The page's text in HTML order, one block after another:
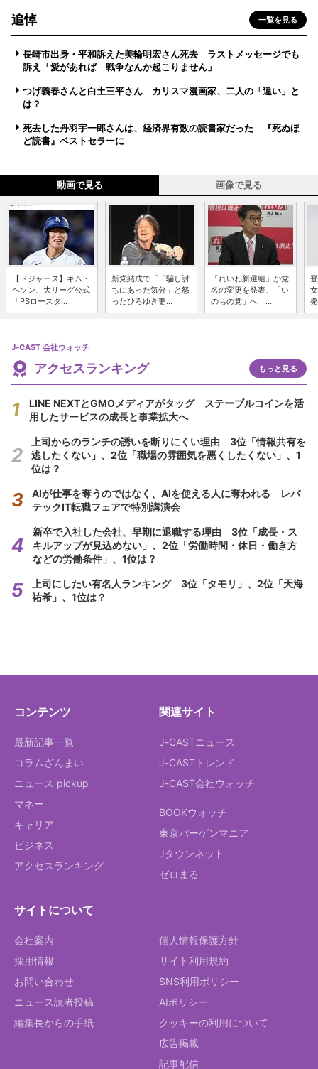
追悼 一覧を見る
長崎市出身・平和訴えた美輪明宏さん死去 ラストメッセージでも
訴え「愛があれば 戦争なんか起こりません」
つげ義春さんと白土三平さん カリスマ漫画家、二人の「違い」と
は？
死去した丹羽宇一郎さんは、経済界有数の読書家だった 『死ぬほ
ど読書』ベストセラーに
動画で見る 画像で見る
【ドジャース】キム・
ヘソン、大リーグ公式
「PSロースタ...
新党結成で「「騙し討
ちにあった気分」と怒
ったひろゆき妻...
「れいわ新選組」が党
名の変更を発表、「い
のちの党」へ ...
J-CAST 会社ウォッチ
アクセスランキング もっと見る
LINE NEXTとGMOメディアがタッグ ステーブルコインを活
用したサービスの成長と事業拡大へ
上司からのランチの誘いを断りにくい理由 3位「情報共有を
逃したくない」、2位「職場の雰囲気を悪くしたくない」、1
位は？
AIが仕事を奪うのではなく、AIを使える人に奪われる レバ
テックIT転職フェアで特別講演会
新卒で入社した会社、早期に退職する理由 3位「成長・ス
キルアップが見込めない」、2位「労働時間・休日・働き方
などの労働条件」、1位は？
上司にしたい有名人ランキング 3位「タモリ」、2位「天海
祐希」、1位は？
コンテンツ
最新記事一覧
コラムざんまい
ニュース pickup
マネー
キャリア
ビジネス
アクセスランキング
関連サイト
J-CASTニュース
J-CASTトレンド
J-CAST会社ウォッチ
BOOKウォッチ
東京バーゲンマニア
Jタウンネット
ゼロまる
サイトについて
会社案内
採用情報
お問い合わせ
ニュース読者投稿
編集長からの手紙
個人情報保護方針
サイト利用規約
SNS利用ポリシー
AIポリシー
クッキーの利用について
広告掲載
記事配信